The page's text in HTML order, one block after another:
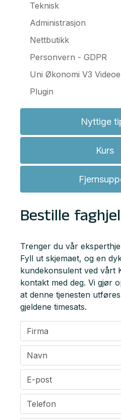
Teknisk
Administrasjon
Nettbutikk
Personvern - GDPR
Uni Økonomi V3
Plugin
Nyttige
Kurs
Bestille
Trenger du vår
Fyll ut skjemaet, og en
kundekonsulent ved vårt
kontakt med deg. Vi gjør
at denne tjenesten
gjeldene timesats.